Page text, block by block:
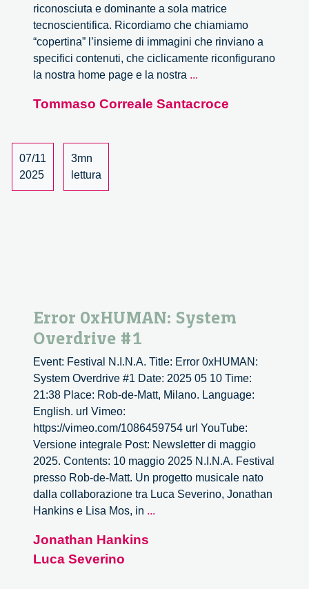
riconosciuta e dominante a sola matrice
tecnoscientifica. Ricordiamo che chiamiamo
“copertina” l’insieme di immagini che rinviano a
specifici contenuti, che ciclicamente riconfigurano
la nostra home page e la nostra ...
–
Tommaso Correale Santacroce
07/11
2025
3mn
lettura
Error 0xHUMAN: System
Overdrive #1
Event: Festival N.I.N.A. Title: Error 0xHUMAN:
System Overdrive #1 Date: 2025 05 10 Time:
21:38 Place: Rob-de-Matt, Milano. Language:
English. url Vimeo:
https://vimeo.com/1086459754 url YouTube:
Versione integrale Post: Newsletter di maggio
2025. Contents: 10 maggio 2025 N.I.N.A. Festival
presso Rob-de-Matt. Un progetto musicale nato
dalla collaborazione tra Luca Severino, Jonathan
Hankins e Lisa Mos, in ...
Jonathan Hankins
Luca Severino